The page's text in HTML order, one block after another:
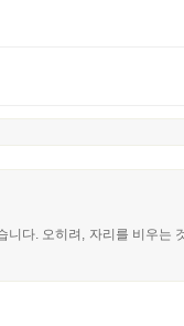
다. 오히려, 자리를 비우는